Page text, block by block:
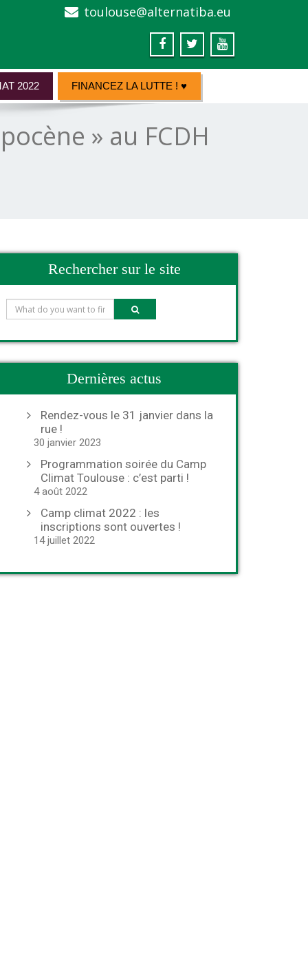
toulouse@alternatiba.eu
2022 FINANCEZ LA LUTTE ! ♥
» au FCDH
Rechercher sur le site
Dernières actus
Rendez-vous le 31 janvier dans la
rue !
30 janvier 2023
Programmation soirée du Camp
Climat Toulouse : c’est parti !
4 août 2022
Camp climat 2022 : les
inscriptions sont ouvertes !
14 juillet 2022